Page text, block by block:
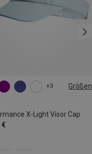
+3 Größen
X-Light Visor Cap
€
M|S